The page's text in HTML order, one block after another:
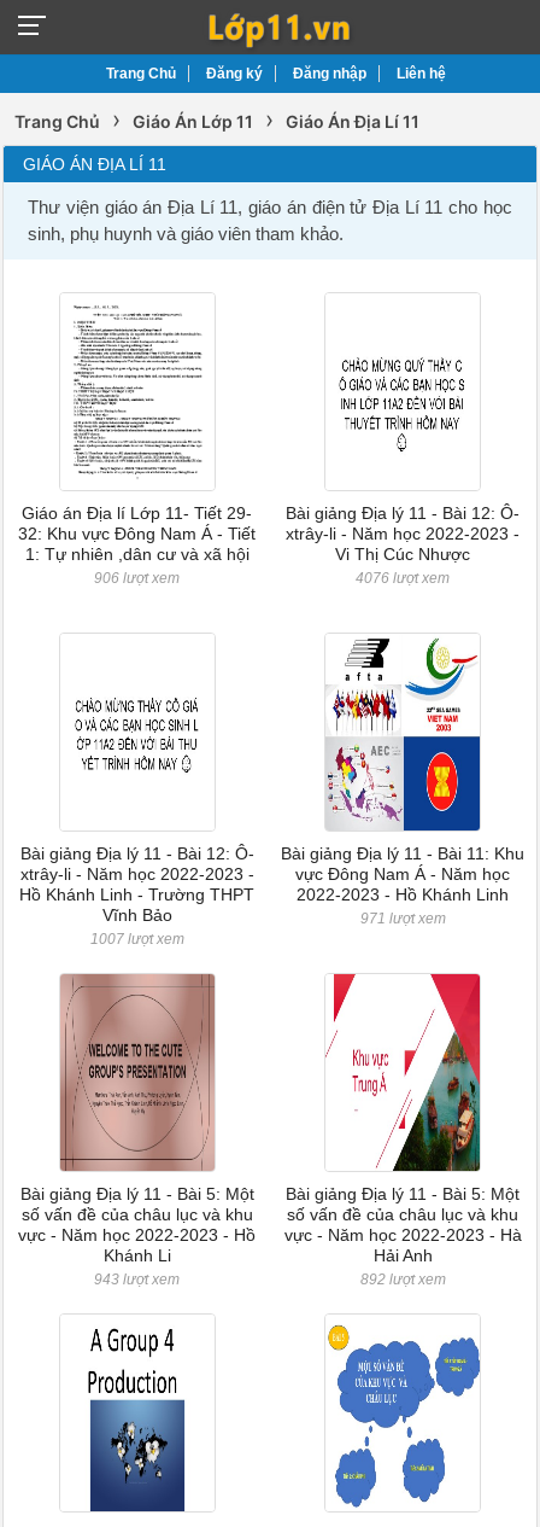
Trang Chủ Đăng ký Đăng nhập Liên hệ
Trang Chủ › Giáo Án Lớp 11 › Giáo Án Địa Lí 11
GIÁO ÁN ĐỊA LÍ 11
Thư viện giáo án Địa Lí 11, giáo án điện tử Địa Lí 11 cho học
sinh, phụ huynh và giáo viên tham khảo.
Giáo án Địa lí Lớp 11- Tiết 29-
32: Khu vực Đông Nam Á - Tiết
1: Tự nhiên ,dân cư và xã hội
906 lượt xem
Bài giảng Địa lý 11 - Bài 12: Ô-
xtrây-li - Năm học 2022-2023 -
Vi Thị Cúc Nhược
4076 lượt xem
Bài giảng Địa lý 11 - Bài 12: Ô-
xtrây-li - Năm học 2022-2023 -
Hồ Khánh Linh - Trường THPT
Vĩnh Bảo
1007 lượt xem
Bài giảng Địa lý 11 - Bài 11: Khu
vực Đông Nam Á - Năm học
2022-2023 - Hồ Khánh Linh
971 lượt xem
Bài giảng Địa lý 11 - Bài 5: Một
số vấn đề của châu lục và khu
vực - Năm học 2022-2023 - Hồ
Khánh Li
943 lượt xem
Bài giảng Địa lý 11 - Bài 5: Một
số vấn đề của châu lục và khu
vực - Năm học 2022-2023 - Hà
Hải Anh
892 lượt xem